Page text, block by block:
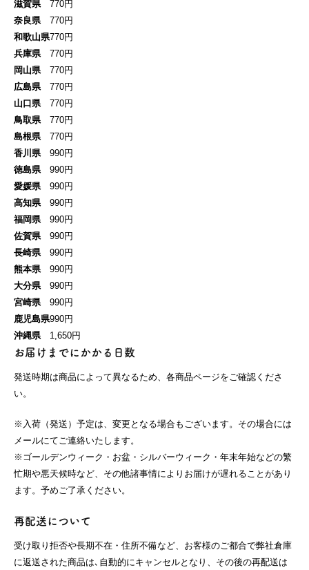
滋賀県
770円
奈良県
770円
和歌山県770円
兵庫県
770円
岡山県
770円
広島県
770円
山口県
770円
鳥取県
770円
島根県
770円
香川県
990円
徳島県
990円
愛媛県
990円
高知県
990円
福岡県
990円
佐賀県
990円
長崎県
990円
熊本県
990円
大分県
990円
宮崎県
990円
鹿児島県990円
沖縄県
1,650円
お届けまでにかかる日数
発送時期は商品によって異なるため、各商品ページをご確認くださ
い。
※入荷（発送）予定は、変更となる場合もございます。その場合には
メールにてご連絡いたします。
※ゴールデンウィーク・お盆・シルバーウィーク・年末年始などの繁
忙期や悪天候時など、その他諸事情によりお届けが遅れることがあり
ます。予めご了承ください。
再配送について
受け取り拒否や長期不在・住所不備など、お客様のご都合で弊社倉庫
に返送された商品は､自動的にキャンセルとなり、その後の再配送は